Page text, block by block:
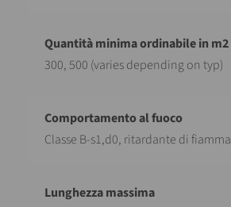
300, 500 (varies depending on typ)
Classe B-s1,d0, ritardante di fiamma